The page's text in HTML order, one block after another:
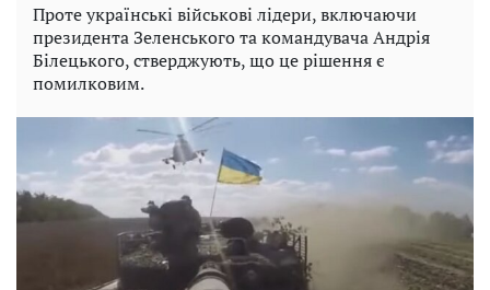
Проте українські військові лідери, включаючи
президента Зеленського та командувача Андрія
Білецького, стверджують, що це рішення є
помилковим.